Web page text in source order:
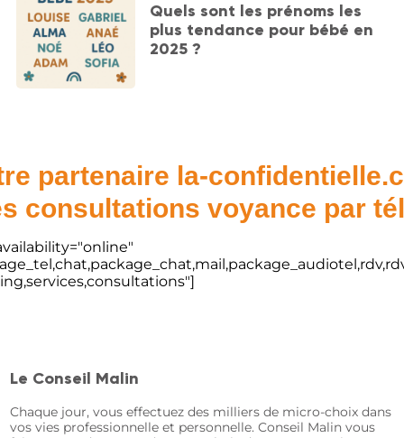
Quels sont les prénoms les
plus tendance pour bébé en
2025 ?
partenaire la-
consultations voyance par
Le Conseil Malin
Chaque jour, vous effectuez des milliers de micro-choix dans
vos vies professionnelle et personnelle. Conseil Malin vous